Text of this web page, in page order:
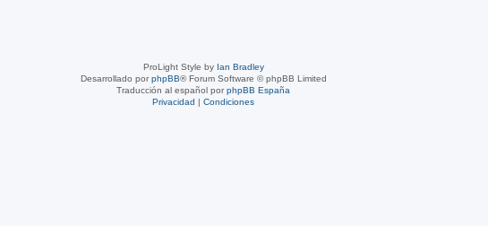
ProLight Style by Ian Bradley
Desarrollado porphpBB® Forum Software © phpBB Limited
Traducción al español porphpBB España
Privacidad | Condiciones